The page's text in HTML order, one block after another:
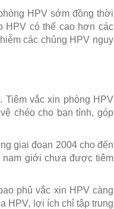
HPV sớm đồng thời
HPV có thể cao hơn các
các chủng HPV nguy
Tiêm vắc xin phòng HPV
chéo cho bạn tình, góp
giai đoạn 2004 cho đến
nam giới chưa được tiêm
phủ vắc xin HPV càng
HPV, lợi ích chỉ tập trung